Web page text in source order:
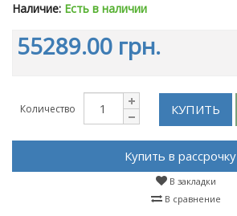
Наличие: Есть в наличии
55289.00 грн.
Количество КУПИТЬ
Купить в рассрочку
В закладки
В сравнение